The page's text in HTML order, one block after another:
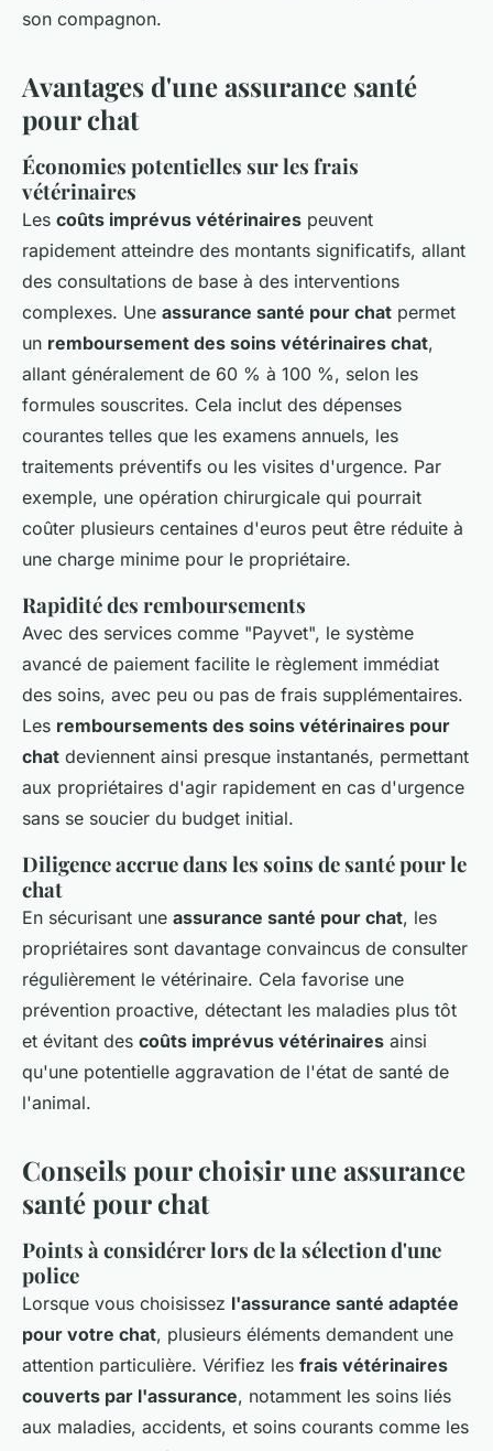
son compagnon.
Avantages d'une assurance santé
pour chat
Économies potentielles sur les frais
vétérinaires
Les coûts imprévus vétérinaires peuvent
rapidement atteindre des montants significatifs, allant
des consultations de base à des interventions
complexes. Une assurance santé pour chat permet
un remboursement des soins vétérinaires chat,
allant généralement de 60 % à 100 %, selon les
formules souscrites. Cela inclut des dépenses
courantes telles que les examens annuels, les
traitements préventifs ou les visites d'urgence. Par
exemple, une opération chirurgicale qui pourrait
coûter plusieurs centaines d'euros peut être réduite à
une charge minime pour le propriétaire.
Rapidité des remboursements
Avec des services comme "Payvet", le système
avancé de paiement facilite le règlement immédiat
des soins, avec peu ou pas de frais supplémentaires.
Les remboursements des soins vétérinaires pour
chat deviennent ainsi presque instantanés, permettant
aux propriétaires d'agir rapidement en cas d'urgence
sans se soucier du budget initial.
Diligence accrue dans les soins de santé pour le
chat
En sécurisant une assurance santé pour chat, les
propriétaires sont davantage convaincus de consulter
régulièrement le vétérinaire. Cela favorise une
prévention proactive, détectant les maladies plus tôt
et évitant des coûts imprévus vétérinaires ainsi
qu'une potentielle aggravation de l'état de santé de
l'animal.
Conseils pour choisir une assurance
santé pour chat
Points à considérer lors de la sélection d'une
police
Lorsque vous choisissez l'assurance santé adaptée
pour votre chat, plusieurs éléments demandent une
attention particulière. Vérifiez les frais vétérinaires
couverts par l'assurance, notamment les soins liés
aux maladies, accidents, et soins courants comme les